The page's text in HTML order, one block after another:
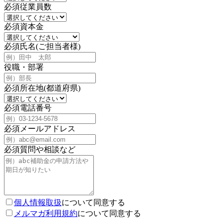
必須従業員数
必須資本金
必須氏名(ご担当者様)
役職・部署
必須所在地(都道府県)
必須電話番号
必須 メールアドレス
必須質問や相談など
個人情報取扱について同意する
メルマガ利用規約について同意する